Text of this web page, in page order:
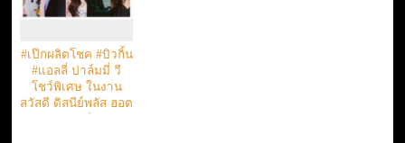
#เป๊กผลิตโชค #บิวกิ้น
#แอลลี่ ปาล์มมี่ วี
โชว์พิเศษ ในงาน
สวัสดี ดิสนีย์พลัส ฮอต